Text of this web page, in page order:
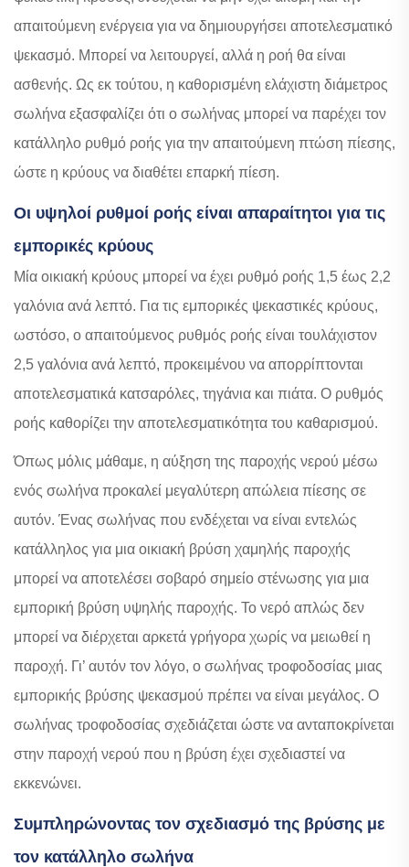
απαιτούμενη ενέργεια για να δημιουργήσει αποτελεσματικό
ψεκασμό. Μπορεί να λειτουργεί, αλλά η ροή θα είναι
ασθενής. Ως εκ τούτου, η καθορισμένη ελάχιστη διάμετρος
σωλήνα εξασφαλίζει ότι ο σωλήνας μπορεί να παρέχει τον
κατάλληλο ρυθμό ροής για την απαιτούμενη πτώση πίεσης,
ώστε η κρύους να διαθέτει επαρκή πίεση.
Οι υψηλοί ρυθμοί ροής είναι απαραίτητοι για τις
εμπορικές κρύους
Μία οικιακή κρύους μπορεί να έχει ρυθμό ροής 1,5 έως 2,2
γαλόνια ανά λεπτό. Για τις εμπορικές ψεκαστικές κρύους,
ωστόσο, ο απαιτούμενος ρυθμός ροής είναι τουλάχιστον
2,5 γαλόνια ανά λεπτό, προκειμένου να απορρίπτονται
αποτελεσματικά κατσαρόλες, τηγάνια και πιάτα. Ο ρυθμός
ροής καθορίζει την αποτελεσματικότητα του καθαρισμού.
Όπως μόλις μάθαμε, η αύξηση της παροχής νερού μέσω
ενός σωλήνα προκαλεί μεγαλύτερη απώλεια πίεσης σε
αυτόν. Ένας σωλήνας που ενδέχεται να είναι εντελώς
κατάλληλος για μια οικιακή βρύση χαμηλής παροχής
μπορεί να αποτελέσει σοβαρό σημείο στένωσης για μια
εμπορική βρύση υψηλής παροχής. Το νερό απλώς δεν
μπορεί να διέρχεται αρκετά γρήγορα χωρίς να μειωθεί η
παροχή. Γι’ αυτόν τον λόγο, ο σωλήνας τροφοδοσίας μιας
εμπορικής βρύσης ψεκασμού πρέπει να είναι μεγάλος. Ο
σωλήνας τροφοδοσίας σχεδιάζεται ώστε να ανταποκρίνεται
στην παροχή νερού που η βρύση έχει σχεδιαστεί να
εκκενώνει.
Συμπληρώνοντας τον σχεδιασμό της βρύσης με
τον κατάλληλο σωλήνα